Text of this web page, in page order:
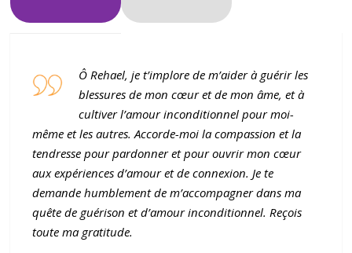
Ô Rehael, je t’implore de m’aider à guérir les
blessures de mon cœur et de mon âme, et à
cultiver l’amour inconditionnel pour moi-
même et les autres. Accorde-moi la compassion et la
tendresse pour pardonner et pour ouvrir mon cœur
aux expériences d’amour et de connexion. Je te
demande humblement de m’accompagner dans ma
quête de guérison et d’amour inconditionnel. Reçois
toute ma gratitude.